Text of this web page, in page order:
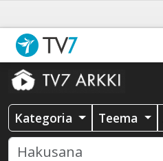
Kategoria Teema